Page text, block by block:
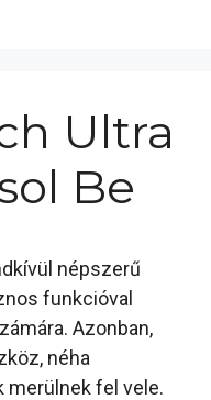
Ultra
Be
népszerű
funkcióval
Azonban,
néha
merülnek fel vele.